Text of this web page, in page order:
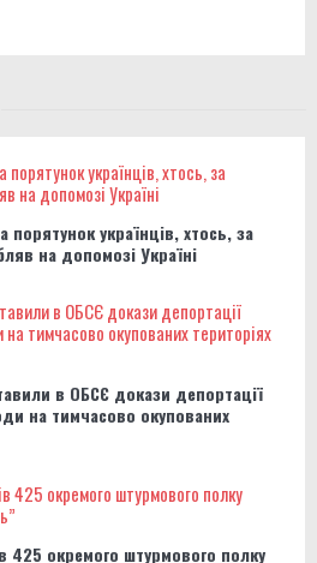
українців, хтось, за
на допомозі Україні
в ОБСЄ докази депортації
на тимчасово окупованих
425 окремого штурмового полку